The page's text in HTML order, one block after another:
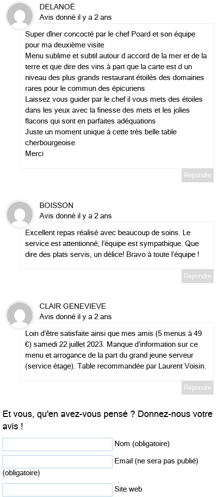
DELANOË
Avis donné il y a 2 ans
Super dîner concocté par le chef Poard et son équipe
pour ma deuxième visite
Menu sublime et subtil autour d accord de la mer et de la
terre et que dire des vins à part que la carte est d un
niveau des plus grands restaurant étoilés des domaines
rares pour le commun des épicuriens
Laissez vous guider par le chef il vous mets des étoiles
dans les yeux avec la finesse des mets et les jolies
flacons qui sont en parfaites adéquations
Juste un moment unique à cette très belle table
cherbourgeoise
Merci
Répondre
BOISSON
Avis donné il y a 2 ans
Excellent repas réalisé avec beaucoup de soins. Le
service est attentionné, l’équipe est sympathique. Que
dire des plats servis, un délice! Bravo à toute l’équipe !
Répondre
CLAIR GENEVIEVE
Avis donné il y a 2 ans
Loin d’être satisfaite ainsi que mes amis (5 menus à 49
€) samedi 22 juillet 2023. Manque d’information sur ce
menu et arrogance de la part du grand jeune serveur
(service étage). Table recommandée par Laurent Voisin.
Répondre
Et vous, qu'en avez-vous pensé ? Donnez-nous votre
avis !
Nom (obligatoire)
Email (ne sera pas publié)
(obligatoire)
Site web